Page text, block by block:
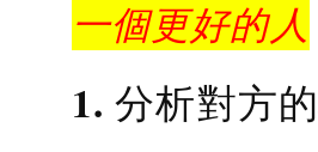
一個更好的人
1. 分析對方